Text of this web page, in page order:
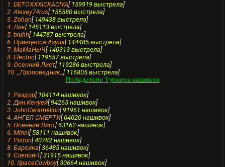
1. DETOXXXICKACIYA[ 159919 выстрела]
2. Alexey74rus[ 155580 выстрела]
3. Zohan[ 149438 выстрела]
4. Лик[ 145113 выстрела]
5. txuhh[ 144787 выстрела]
6. Принцесса Азула[ 144485 выстрела]
7. МаМаНыЧ[ 140313 выстрела]
8. Еlectric[ 119557 выстрела]
9. Осенний Лист[ 119286 выстрела]
10. _Проповедник_ [ 116805 выстрела]
Победители Турнира нашивок
1. Раздор[ 104114 нашивок]
2. Дин Кенуей[ 94265 нашивок]
3. JohnCaramelion[ 91961 нашивок]
4. АНГЕЛ СМЕРТИ[ 64020 нашивок]
5. Осенний Лист[ 63162 нашивок]
6. Minni[ 58111 нашивок]
7. Piston[ 40782 нашивок]
8. Барсика[ 36485 нашивок]
9. Слепой-1[ 31915 нашивок]
10. SpaceCowboy[ 30664 нашивок]